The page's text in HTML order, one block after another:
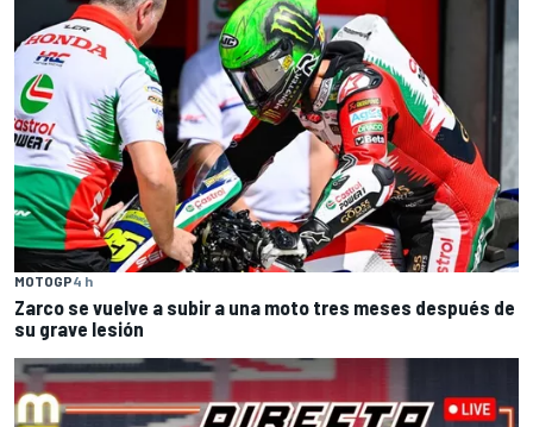
MOTOGP4 h
Zarco se vuelve a subir a una moto tres meses después de
su grave lesión